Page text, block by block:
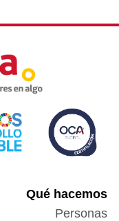
Qué hacemos
Personas